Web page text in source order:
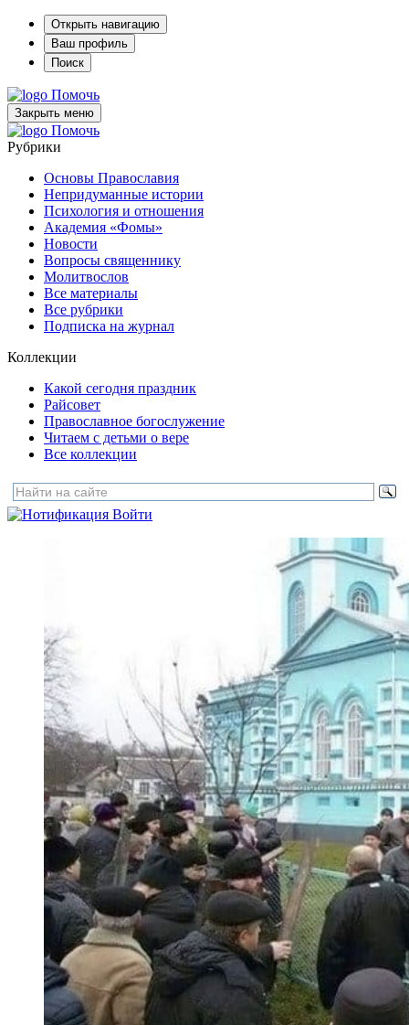
Открыть навигацию
Ваш профиль
Поиск
Помочь
Закрыть меню
Помочь
Рубрики
Основы Православия
Непридуманные истории
Психология и отношения
Академия «Фомы»
Новости
Вопросы священнику
Молитвослов
Все материалы
Все рубрики
Подписка на журнал
Коллекции
Какой сегодня праздник
Райсовет
Православное богослужение
Читаем с детьми о вере
Все коллекции
Войти